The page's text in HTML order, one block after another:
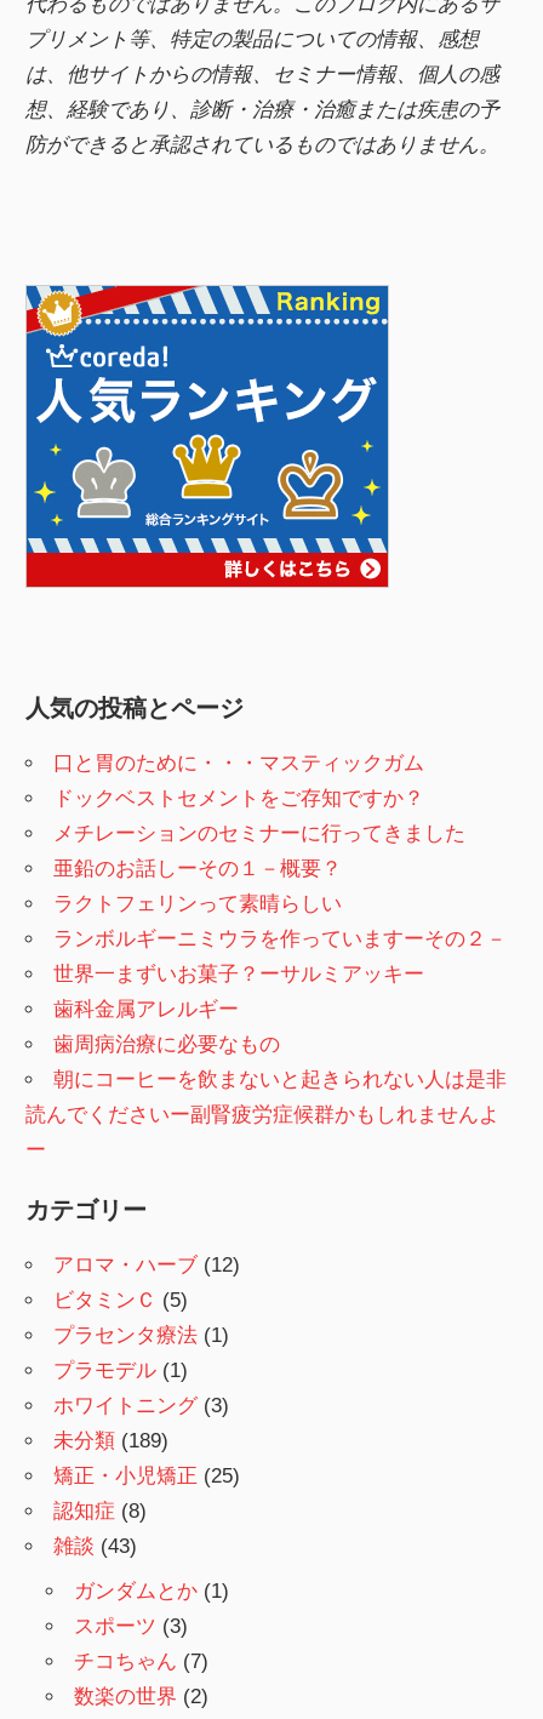
プリメント等、特定の製品についての情報、感想
は、他サイトからの情報、セミナー情報、 個人の感
想、経験であり、診断・治療・治癒または疾患の予
防ができると承認されているものではありません。
人気の投稿とページ
口と胃のために・・・マスティックガム
ドックベストセメントをご存知ですか？
メチレーションのセミナーに行ってきました
亜鉛のお話しーその１－概要？
ラクトフェリンって素晴らしい
ランボルギーニミウラを作っていますーその２－
世界一まずいお菓子？ーサルミアッキー
歯科金属アレルギー
歯周病治療に必要なもの
朝にコーヒーを飲まないと起きられない人は是非
読んでくださいー副腎疲労症候群かもしれませんよ
ー
カテゴリー
アロマ・ハーブ(12)
ビタミンＣ (5)
プラセンタ療法 (1)
プラモデル (1)
ホワイトニング(3)
未分類 (189)
矯正・小児矯正 (25)
認知症 (8)
雑談 (43)
ガンダムとか (1)
スポーツ (3)
チコちゃん (7)
数楽の世界 (2)